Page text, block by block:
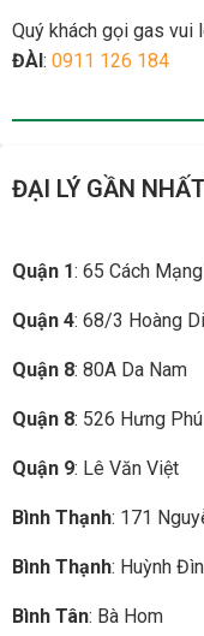
Quý khách gọi gas vui
ĐÀI: 0911 126 184
ĐẠI LÝ GẦN NHẤT
Quận 1: 65 Cách
Quận 4: 68/3 Hoàng
Quận 8: 80A Da Nam
Quận 8: 526 Hưng Phú
Quận 9: Lê Văn Việt
Bình Thạnh: 171
Bình Thạnh: Huỳnh
Bình Tân: Bà Hom